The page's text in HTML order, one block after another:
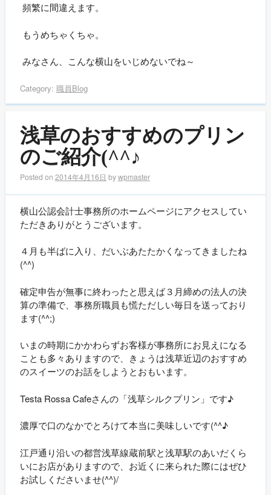
頻繁に間違えます。
もうめちゃくちゃ。
みなさん、こんな横山をいじめないでね～
Category: 職員Blog
浅草のおすすめのプリン
のご紹介(^^♪
Posted on 2014年4月16日 bywpmaster
横山公認会計士事務所のホームページにアクセスしてい
ただきありがとうございます。
４月も半ばに入り、だいぶあたたかくなってきましたね
(^^)
確定申告が無事に終わったと思えば３月締めの法人の決
算の準備で、事務所職員も慌ただしい毎日を送っており
ます(^^;)
いまの時期にかかわらずお客様が事務所にお見えになる
ことも多々ありますので、きょうは浅草近辺のおすすめ
のスイーツのお話をしようとおもいます。
Testa Rossa Cafeさんの「浅草シルクプリン」です♪
濃厚で口のなかでとろけて本当に美味しいです(^^♪
江戸通り沿いの都営浅草線蔵前駅と浅草駅のあいだくら
いにお店がありますので、お近くに来られた際にはぜひ
お試しくださいませ(^^)/